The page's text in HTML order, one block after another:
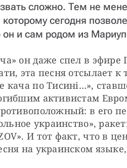
сложно. Тем не
сегодня
и сам родом из
он даже спел в эфире
эта песня отсылает к
кача по Тисині…»,
активистам
в его
украинство»,
И тот факт, что в
на украинском